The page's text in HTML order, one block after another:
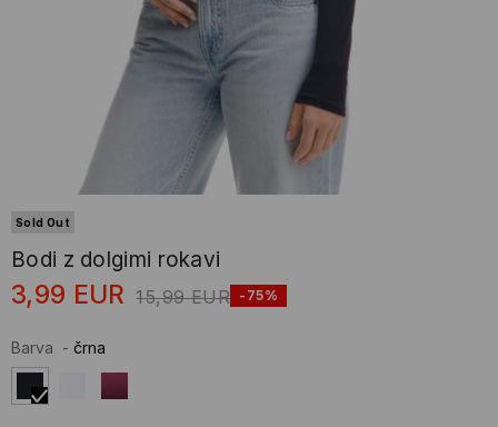
Sold Out
Bodi z dolgimi rokavi
3,99 EUR 15,99 EUR -75%
Barva - črna